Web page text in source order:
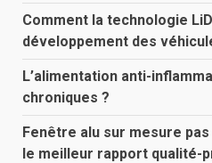
Comment la technologie
développement des
L’alimentation anti-
chroniques ?
Fenêtre alu sur mesure
le meilleur rapport qualité-